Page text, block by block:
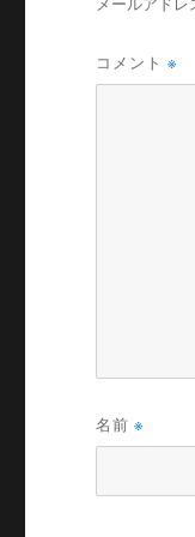
メールアドレ
コメント※
名前※